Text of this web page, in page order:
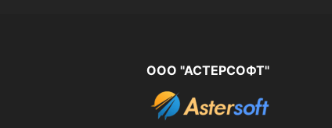
ООО "АСТЕРСОФТ"